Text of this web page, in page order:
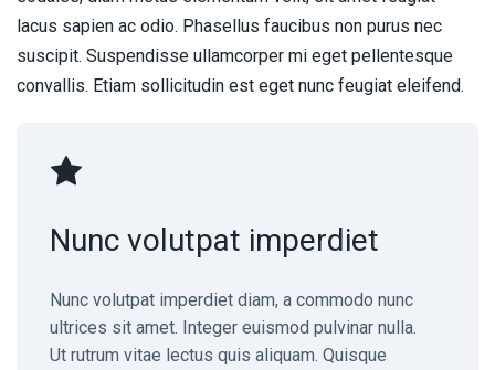
lacus sapien ac odio. Phasellus faucibus non purus nec
suscipit. Suspendisse ullamcorper mi eget pellentesque
convallis. Etiam sollicitudin est eget nunc feugiat eleifend.
Nunc volutpat imperdiet
Nunc volutpat imperdiet diam, a commodo nunc
ultrices sit amet. Integer euismod pulvinar nulla.
Ut rutrum vitae lectus quis aliquam. Quisque